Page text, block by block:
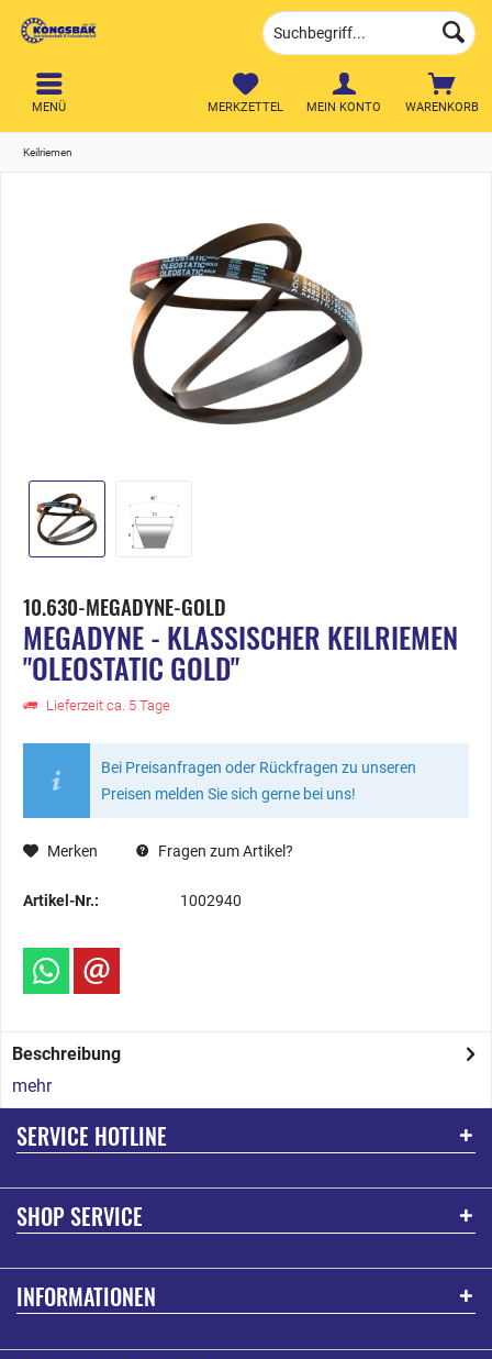
WARENKORB
MERKZETTEL MEIN KONTO
MENÜ
Keilriemen
10.630-MEGADYNE-GOLD
MEGADYNE - KLASSISCHER KEILRIEMEN
"OLEOSTATIC GOLD"
Lieferzeit ca. 5 Tage
Bei Preisanfragen oder Rückfragen zu unseren
Preisen melden Sie sich gerne bei uns!
Merken Fragen zum Artikel?
Artikel-Nr.: 1002940
Beschreibung
mehr
SERVICE HOTLINE
SHOP SERVICE
INFORMATIONEN